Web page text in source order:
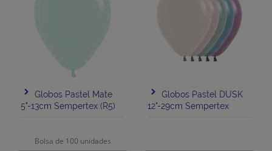
Globos Pastel Mate
5"-13cm Sempertex (R5)
Bolsa de 100 unidades
Globos Pastel DUSK
12"-29cm Sempertex